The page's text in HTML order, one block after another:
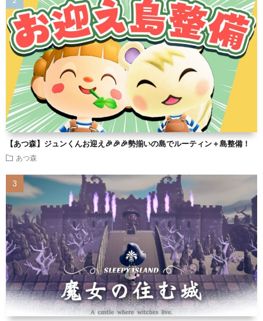
【あつ森】ジュンくんお迎え🎉🎉🎉勢揃いの島でルーティン＋島整備！
あつ森